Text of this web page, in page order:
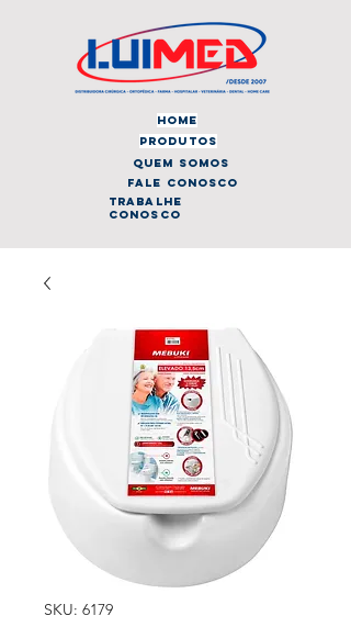
home
produtos
quem somos
fale conosco
trabalhe
conosco
SKU: 6179